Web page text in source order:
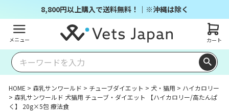
8,800円以上購入で送料無料！｜※沖縄は除く
メニュー カート
HOME 森乳サンワールド チューブダイエット 犬・猫用
ハイカロリー
森乳サンワールド 犬猫用 チューブ・ダイエット 【ハイカロリー/高たんぱ
く】 20g×5包 療法食